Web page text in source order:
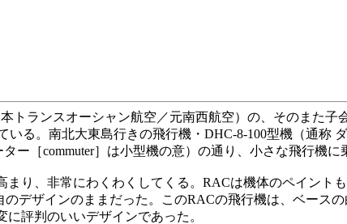
ランスオーシャン航空／元南西航空）の、そのまた子
る。南北大東島行きの飛行機・DHC-8-100型機（通称
［commuter］は小型機の意）の通り、小さな飛行機に
り、非常にわくわくしてくる。RACは機体のペイント
デザインのままだった。このRACの飛行機は、ベース
評判のいいデザインであった。